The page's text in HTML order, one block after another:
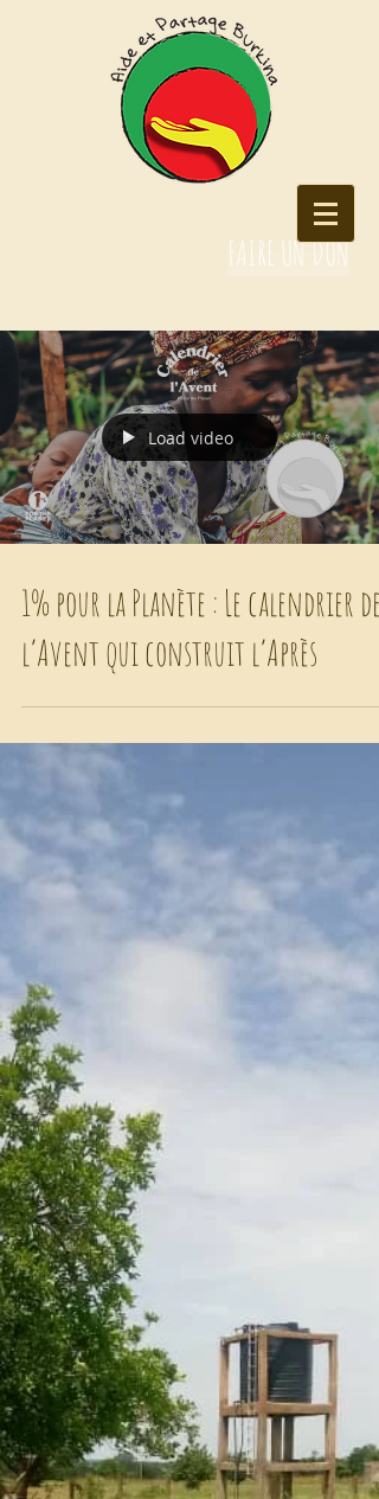
FAIRE UN DON
Load video
1% pour la Planète : Le calendrier de
l’Avent qui construit l’Après